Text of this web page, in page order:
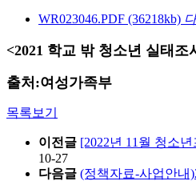
WR023046.PDF (36218kb)
<2021 학교 밖 청소년 실태조
출처:여성가족부
목록보기
이전글 [2022년 11월 청소
10-27
다음글 (정책자료-사업안내